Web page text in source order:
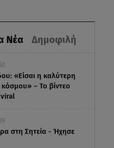
Νέα Δημοφιλή
«Είσαι η καλύτερη
– Το βίντεο
viral
στη Σητεία - Ήχησε